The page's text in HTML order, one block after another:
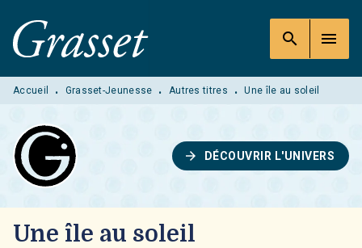
MENU RECHERCHE
PIED DE PAGE
search menu
Accueil • Grasset-Jeunesse • Autres titres • Une île au soleil
arrow_forward DÉCOUVRIR L'UNIVERS
Une île au soleil